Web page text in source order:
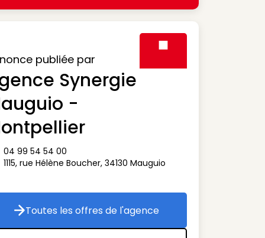
publiée par
Synergie
-
téléphone
04 99 54 54 00
adresse
1115, rue Hélène Boucher, 34130 Mauguio
Toutes les offres de l'agence
Toutes les offres de l'agence